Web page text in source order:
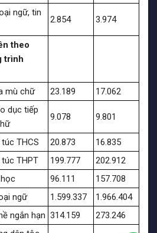
ngữ, tin
2.854 3.974
theo
trình
mù chữ 23.189 17.062
dục tiếp
9.078 9.801
THCS 20.873
16.835
THPT 199.777
202.912
96.111
157.708
ngữ 1.599.337
1.966.404
ngắn hạn 314.159 273.246